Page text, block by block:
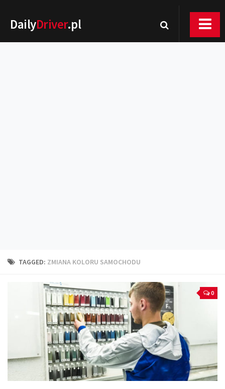
DailyDriver.pl
Technika jazdy
Kalkulatory
Przelicznik mocy
Auto z niemiec
TAGGED: ZMIANA KOLORU SAMOCHODU
0